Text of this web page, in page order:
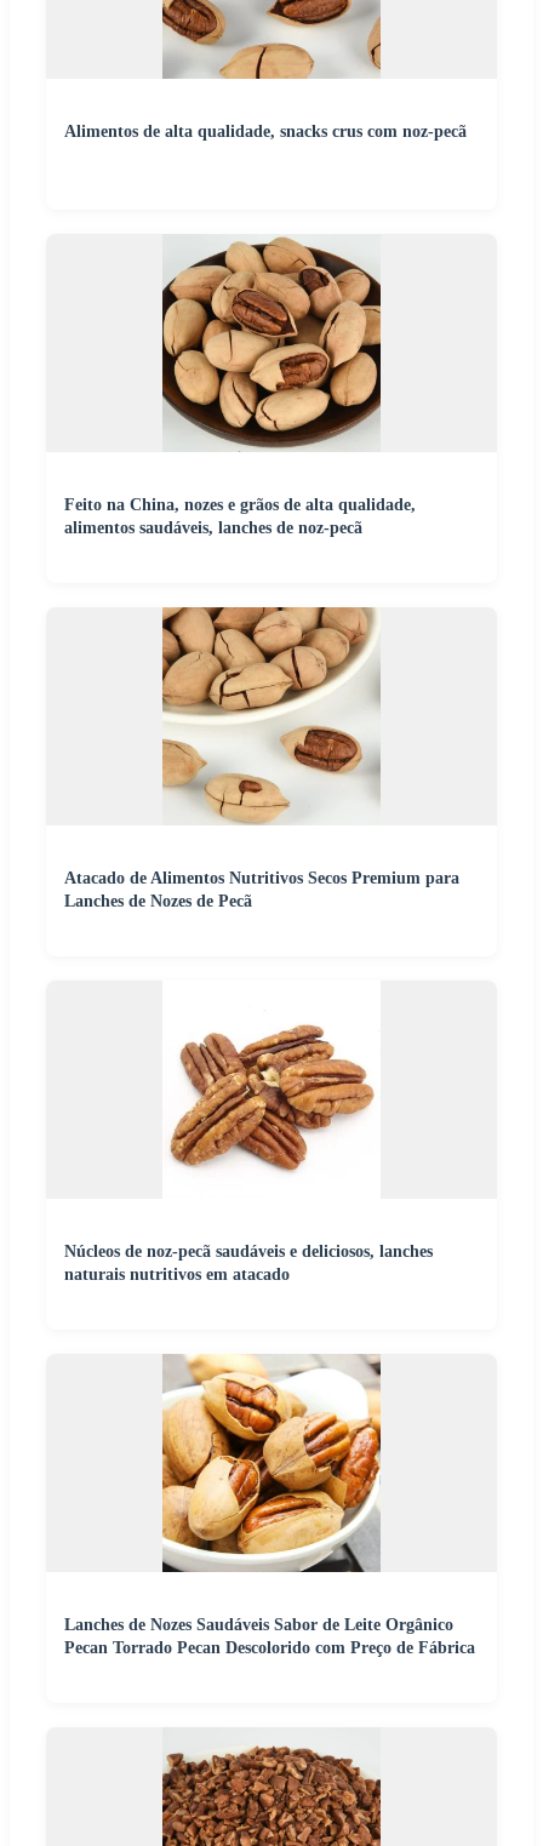
Alimentos de alta qualidade, snacks crus com noz-pecã
Feito na China, nozes e grãos de alta qualidade,
alimentos saudáveis, lanches de noz-pecã
Atacado de Alimentos Nutritivos Secos Premium para
Lanches de Nozes de Pecã
Núcleos de noz-pecã saudáveis e deliciosos, lanches
naturais nutritivos em atacado
Lanches de Nozes Saudáveis Sabor de Leite Orgânico
Pecan Torrado Pecan Descolorido com Preço de Fábrica